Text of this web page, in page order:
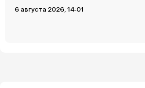
6 августа 2026, 14:01